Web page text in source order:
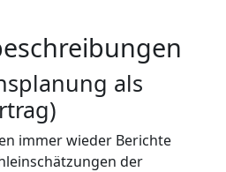
als
immer wieder Berichte
der